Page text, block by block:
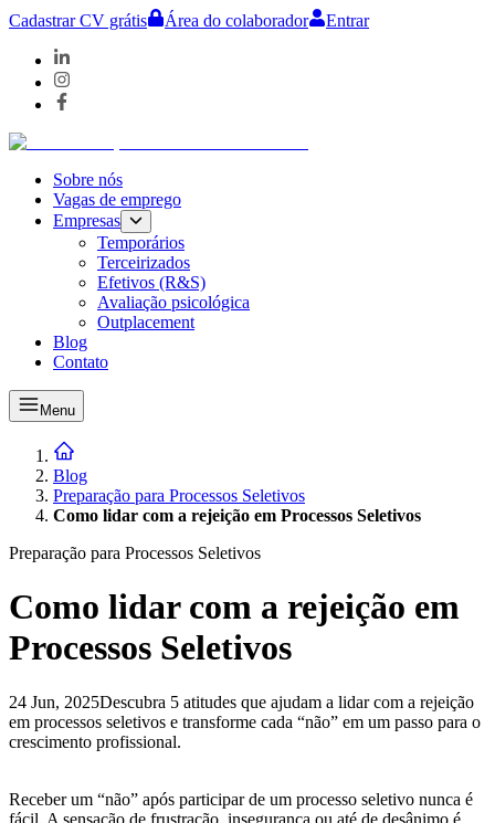
Cadastrar CV grátis Área do colaborador Entrar
Sobre nós
Vagas de emprego
Empresas
Temporários
Terceirizados
Efetivos (R&S)
Avaliação psicológica
Outplacement
Blog
Contato
Menu
Blog
Preparação para Processos Seletivos
Como lidar com a rejeição em Processos Seletivos
Preparação para Processos Seletivos
Como lidar com a rejeição em
Processos Seletivos
24 Jun, 2025Descubra 5 atitudes que ajudam a lidar com a rejeição
em processos seletivos e transforme cada “não” em um passo para o
crescimento profissional.
Receber um “não” após participar de um processo seletivo nunca é
fácil. A sensação de frustração, insegurança ou até de desânimo é